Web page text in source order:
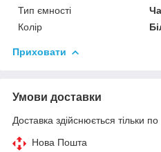
Тип ємності
Колір
Приховати
Умови доставки
Доставка здійснюється тільки
Нова Пошта